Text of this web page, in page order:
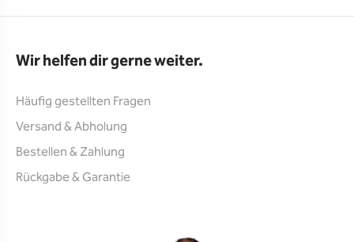
Wir helfen dir gerne weiter.
Häufig gestellten Fragen
Versand & Abholung
Bestellen & Zahlung
Rückgabe & Garantie